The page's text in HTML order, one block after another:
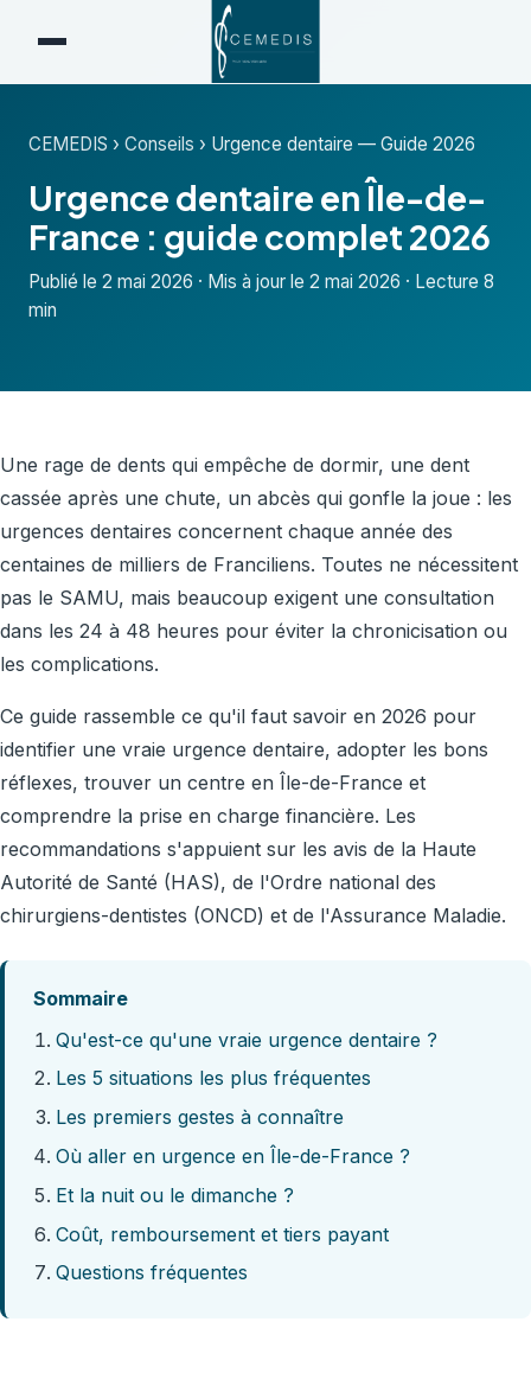
CEMEDIS › Conseils › Urgence dentaire — Guide 2026
Urgence dentaire en Île-de-
France : guide complet 2026
Publié le 2 mai 2026 · Mis à jour le 2 mai 2026 · Lecture 8
min
Une rage de dents qui empêche de dormir, une dent
cassée après une chute, un abcès qui gonfle la joue : les
urgences dentaires concernent chaque année des
centaines de milliers de Franciliens. Toutes ne nécessitent
pas le SAMU, mais beaucoup exigent une consultation
dans les 24 à 48 heures pour éviter la chronicisation ou
les complications.
Ce guide rassemble ce qu'il faut savoir en 2026 pour
identifier une vraie urgence dentaire, adopter les bons
réflexes, trouver un centre en Île-de-France et
comprendre la prise en charge financière. Les
recommandations s'appuient sur les avis de la Haute
Autorité de Santé (HAS), de l'Ordre national des
chirurgiens-dentistes (ONCD) et de l'Assurance Maladie.
Sommaire
Qu'est-ce qu'une vraie urgence dentaire ?
Les 5 situations les plus fréquentes
Les premiers gestes à connaître
Où aller en urgence en Île-de-France ?
Et la nuit ou le dimanche ?
Coût, remboursement et tiers payant
Questions fréquentes